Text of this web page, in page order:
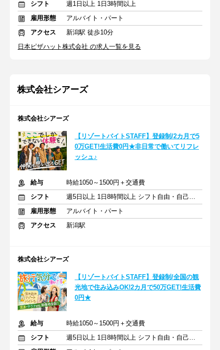
シフト
週1日以上 1日3時間以上
雇用形態
アルバイト・パート
アクセス
新潟駅 徒歩10分
日本ピザハット株式会社 の求人一覧を見る
株式会社シアーズ
株式会社シアーズ
【リゾートバイトSTAFF】登録制/2カ月で5
0万GET!生活費0円★非日常で働いてリフレ
ッシュ♪
給与
時給1050～1500円＋交通費
シフト
週5日以上 1日8時間以上 シフト自由・自己申告
雇用形態
アルバイト・パート
アクセス
新潟駅
株式会社シアーズ
【リゾートバイトSTAFF】登録制/全国の観
光地で住み込みOK!2カ月で50万GET!生活費
0円★
給与
時給1050～1500円＋交通費
シフト
週5日以上 1日8時間以上 シフト自由・自己申告